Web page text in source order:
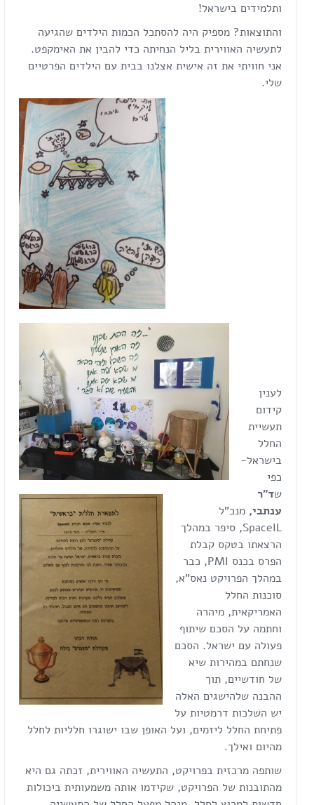
ותלמידים בישראל!
והתוצאות? מספיק היה להסתכל הכמות הילדים שהגיעה
לתעשיה האווירית בליל הנחיתה כדי להבין את האימקפט.
אני חוויתי את זה אישית אצלנו בבית עם הילדים הפרטיים
שלי.
לענין
קידום
תעשיית
החלל
בישראל-
כפי
שד"ר
ענתבי, מנכ"ל
SpaceIL, סיפר במהלך
הרצאתו בטקס קבלת
הפרס בכנס PMI, כבר
במהלך הפרויקט נאס"א,
סוכנות החלל
האמריקאית, מיהרה
וחתמה על הסכם שיתוף
פעולה עם ישראל. הסכם
שנחתם במהירות שיא
של חודשיים, תוך
ההבנה שלהישגים האלה
יש השלכות דרמטיות על
פתיחת החלל ליזמים, ועל האופן שבו ישוגרו חלליות לחלל
מהיום ואילך.
שותפה מרכזית בפרויקט, התעשיה האווירית, זכתה גם היא
מהתובנות של הפרויקט, שקידמו אותה משמעותית ביכולות